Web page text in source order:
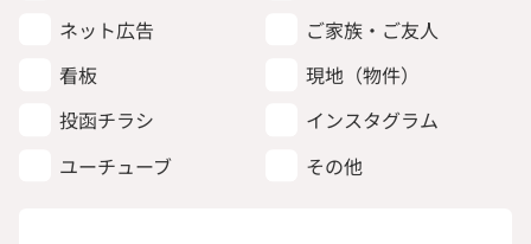
ネット広告
ご家族・ご友人
看板
現地（物件）
投函チラシ
インスタグラム
ユーチューブ
その他